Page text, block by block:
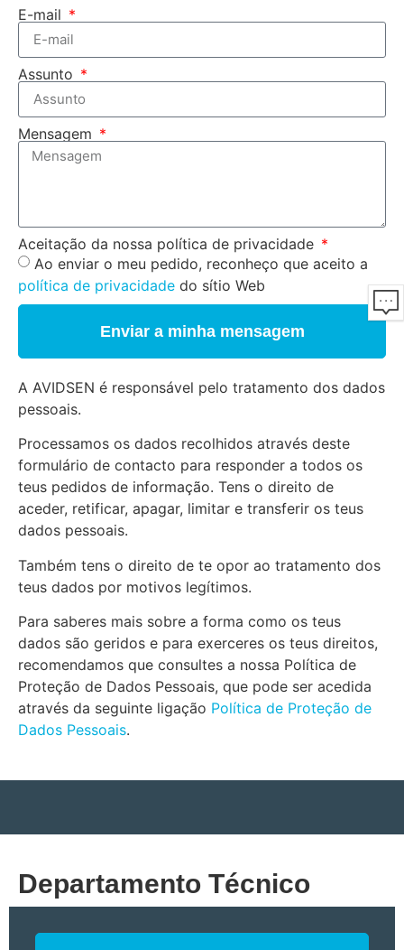
E-mail
Assunto
Mensagem
Aceitação da nossa política de privacidade
Ao enviar o meu pedido, reconheço que aceito a
política de privacidade do sítio Web
Enviar a minha mensagem
A AVIDSEN é responsável pelo tratamento dos dados
pessoais.
Processamos os dados recolhidos através deste
formulário de contacto para responder a todos os
teus pedidos de informação. Tens o direito de
aceder, retificar, apagar, limitar e transferir os teus
dados pessoais.
Também tens o direito de te opor ao tratamento dos
teus dados por motivos legítimos.
Para saberes mais sobre a forma como os teus
dados são geridos e para exerceres os teus direitos,
recomendamos que consultes a nossa Política de
Proteção de Dados Pessoais, que pode ser acedida
através da seguinte ligação Política de Proteção de
Dados Pessoais.
Departamento Técnico